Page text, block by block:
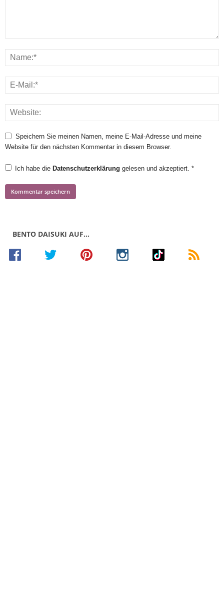
Speichern Sie meinen Namen, meine E-Mail-Adresse und meine
Website für den nächsten Kommentar in diesem Browser.
Ich habe die Datenschutzerklärung gelesen und akzeptiert. *
BENTO DAISUKI AUF…